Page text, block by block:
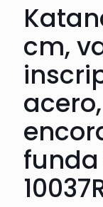
cm,
funda